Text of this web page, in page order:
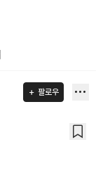
팔로우